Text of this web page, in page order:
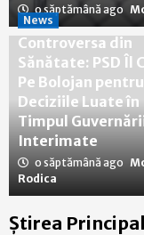
o săptămână ago
News
Controversa din
Sănătate: PSD Îl
Pe Bolojan pentru
Deciziile Luate în
Timpul
Interimate
o săptămână ago
Rodica
Știrea